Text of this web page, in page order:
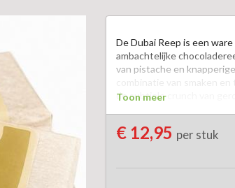
De Dubai Reep is een
ambachtelijke
van pistache en
combinatie van smaken
de subtiele crunch van
Toon meer
€ 12,95 per stuk